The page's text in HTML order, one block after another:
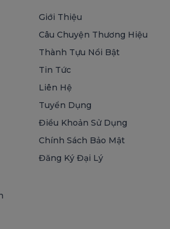
Giới Thiệu
Câu Chuyện Thương Hiệu
Thành Tựu Nổi Bật
Tin Tức
Liên Hệ
Tuyển Dụng
Điều Khoản Sử Dụng
Chính Sách Bảo Mật
Đăng Ký Đại Lý